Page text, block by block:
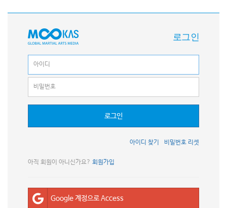
로그인
로그인
비밀번호 리셋
아이디 찾기
아직 회원이 아니신가요? 회원가입
Google 계정으로 Access